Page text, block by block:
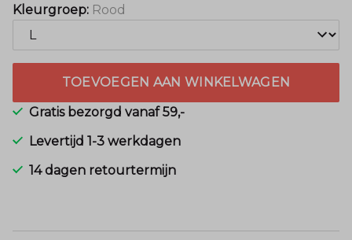
Kleurgroep: Rood
TOEVOEGEN AAN WINKELWAGEN
Gratis bezorgd vanaf 59,-
Levertijd 1-3 werkdagen
14 dagen retourtermijn